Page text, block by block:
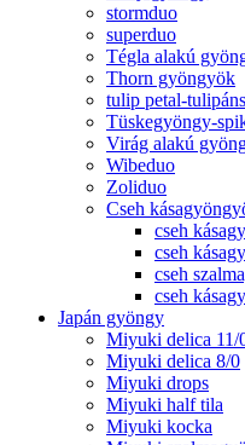
stormduo
superduo
Tégla alakú
Thorn gyöngyök
tulip petal-
Tüskegyöngy-
Virág alakú
Wibeduo
Zoliduo
Cseh
cseh
cseh
cseh
cseh
Japán gyöngy
Miyuki delica 11/
Miyuki delica 8/0
Miyuki drops
Miyuki half tila
Miyuki kocka